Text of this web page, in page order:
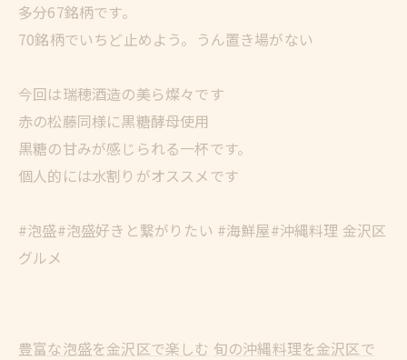
多分67銘柄です。
70銘柄でいちど止めよう。うん置き場がない
今回は瑞穂酒造の美ら燦々です
赤の松藤同様に黒糖酵母使用
黒糖の甘みが感じられる一杯です。
個人的には水割りがオススメです
#泡盛#泡盛好きと繋がりたい #海鮮屋#沖縄料理 金沢区
グルメ
豊富な泡盛を金沢区で楽しむ 旬の沖縄料理を金沢区で